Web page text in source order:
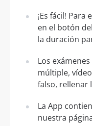
¡Es fácil!
en el botón
la duración
Los
múltiple,
falso, rellenar
La App
nuestra